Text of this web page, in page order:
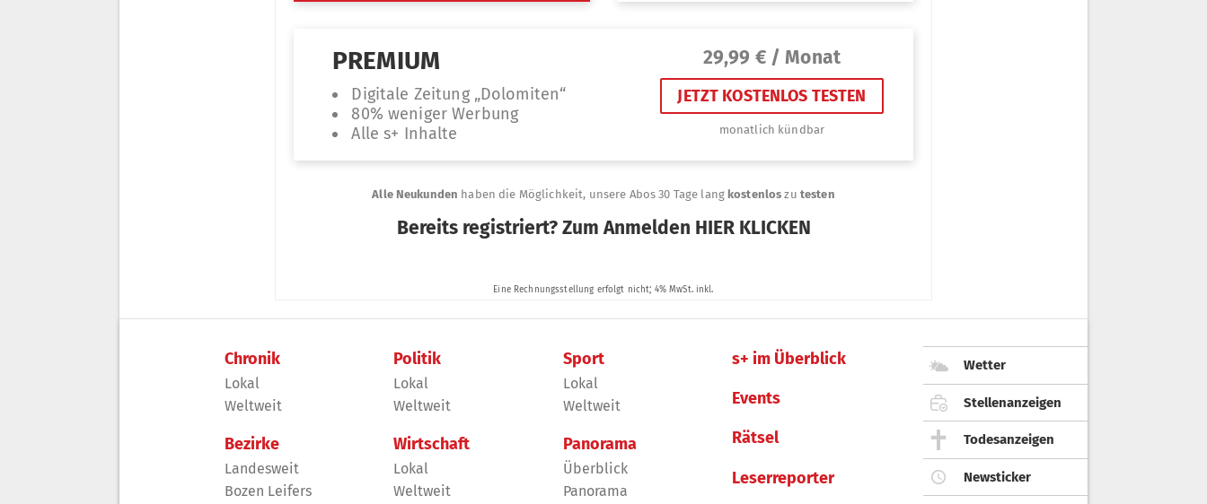
Chronik
Lokal
Weltweit
Bezirke
Landesweit
Bozen Leifers
Politik
Lokal
Weltweit
Wirtschaft
Lokal
Weltweit
Sport
Lokal
Weltweit
Panorama
Überblick
Panorama
s+ im Überblick
Events
Rätsel
Leserreporter
Wetter
Stellenanzeigen
Todesanzeigen
Newsticker